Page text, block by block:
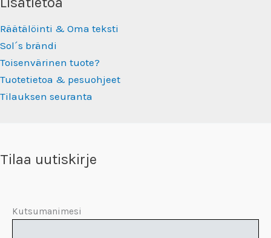
Räätälöinti & Oma teksti
Sol´s brändi
Toisenvärinen tuote?
Tuotetietoa & pesuohjeet
Tilauksen seuranta
Tilaa uutiskirje
Kutsumanimesi